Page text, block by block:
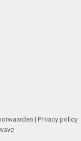
| Privacy policy